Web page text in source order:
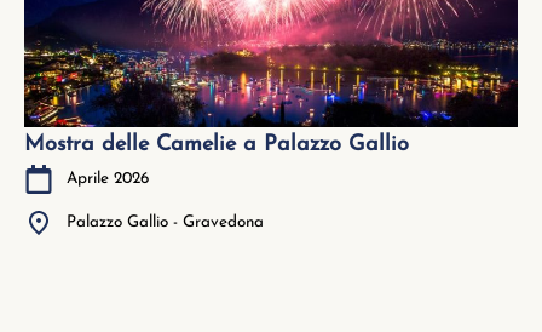
Mostra delle Camelie a Palazzo Gallio
Aprile 2026
Palazzo Gallio - Gravedona